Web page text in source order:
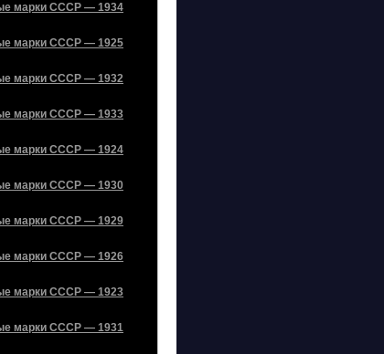
марки СССР — 1934
марки СССР — 1925
марки СССР — 1932
марки СССР — 1933
марки СССР — 1924
марки СССР — 1930
марки СССР — 1929
марки СССР — 1926
марки СССР — 1923
марки СССР — 1931